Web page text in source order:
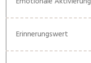
Erinnerungswert